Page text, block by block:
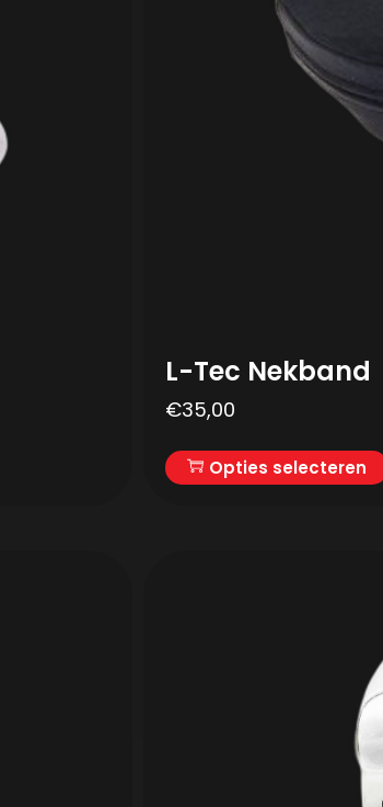
L-Tec Nekband
€35,00
Opties selecteren